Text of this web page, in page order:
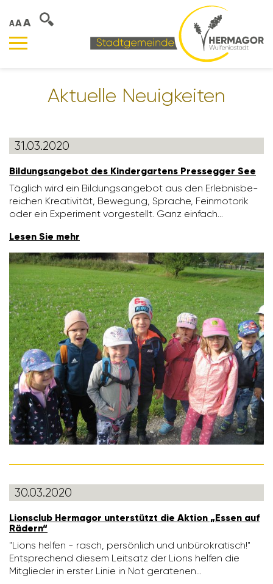
AAA
Aktu­elle Neuig­keiten
31.03.2020
Bildungs­an­gebot des Kinder­gar­tens Pres­segger See
Täglich wird ein Bildungs­an­gebot aus den Erleb­nis­be­
rei­chen Krea­ti­vität, Bewe­gung, Sprache, Fein­mo­torik
oder ein Expe­ri­ment vorge­stellt. Ganz einfach…
Lesen Sie mehr
30.03.2020
Lions­club Hermagor unter­stützt die Aktion „Essen auf
Rädern“
"Lions helfen - rasch, persön­lich und unbü­ro­kra­tisch!"
Entspre­chend diesem Leit­satz der Lions helfen die
Mitglieder in erster Linie in Not gera­tenen…